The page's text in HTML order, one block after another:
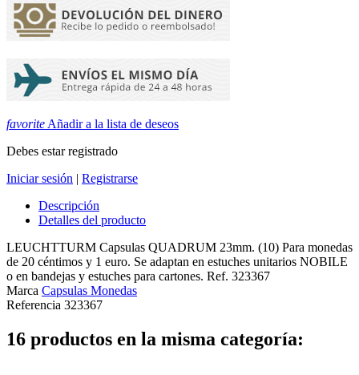
favorite Añadir a la lista de deseos
Debes estar registrado
Iniciar sesión | Registrarse
Descripción
Detalles del producto
LEUCHTTURM Capsulas QUADRUM 23mm. (10) Para monedas
de 20 céntimos y 1 euro. Se adaptan en estuches unitarios NOBILE
o en bandejas y estuches para cartones. Ref. 323367
Marca Capsulas Monedas
Referencia 323367
16 productos en la misma categoría: